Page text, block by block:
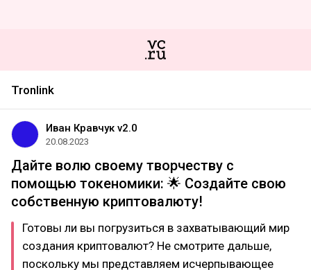
Tronlink
Иван Кравчук v2.0
20.08.2023
Дайте волю своему творчеству с
помощью токеномики: 🌟 Создайте свою
собственную криптовалюту!
Готовы ли вы погрузиться в захватывающий мир
создания криптовалют? Не смотрите дальше,
поскольку мы представляем исчерпывающее